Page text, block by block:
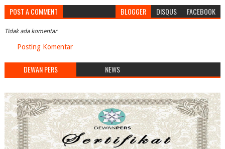
POST A COMMENT BLOGGER DISQUS FACEBOOK
Tidak ada komentar
Posting Komentar
DEWAN PERS NEWS